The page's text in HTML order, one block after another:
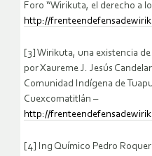
Foro “Wirikuta, el derecho a
http://
[3] Wirikuta, una existencia
por Xaureme J. Jesús
Comunidad Indígena de
Cuexcomatitlán –
http://
[4] Ing Químico Pedro